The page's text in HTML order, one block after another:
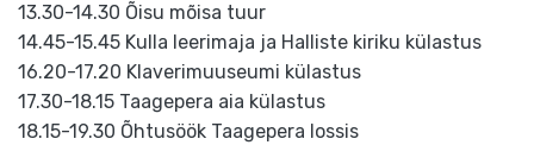
13.30-14.30 Õisu mõisa tuur
14.45-15.45 Kulla leerimaja ja Halliste kiriku külastus
16.20-17.20 Klaverimuuseumi külastus
17.30-18.15 Taagepera aia külastus
18.15-19.30 Õhtusöök Taagepera lossis